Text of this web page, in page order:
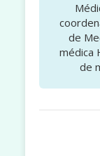
de
médica
de